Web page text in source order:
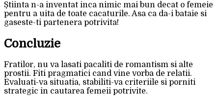
Știinta n-a inventat inca nimic mai bun decat o femeie
pentru a uita de toate cacaturile. Asa ca da-i bataie si
gaseste-ti partenera potrivita!
Concluzie
Fratilor, nu va lasati pacaliti de romantism si alte
prostii. Fiti pragmatici cand vine vorba de relatii.
Evaluati-va situatia, stabiliti-va criteriile si porniti
strategic in cautarea femeii potrivite.